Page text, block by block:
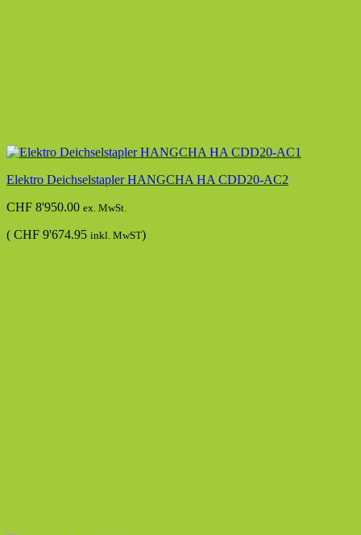
Elektro Deichselstapler HANGCHA HA CDD20-AC2
CHF 8'950.00 ex. MwSt.
( CHF 9'674.95 inkl. MwST)